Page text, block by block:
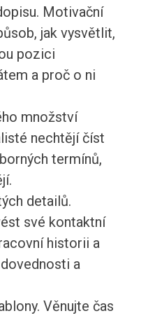
Motivační
jak vysvětlit,
pozici
a proč o ni
množství
nechtějí číst
termínů,
detailů.
své kontaktní
historii a
a
Věnujte čas